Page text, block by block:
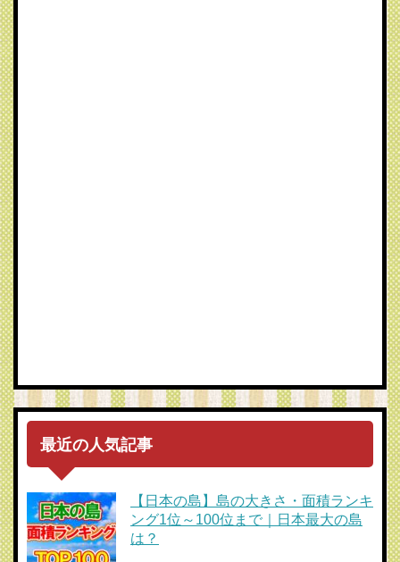
最近の人気記事
【日本の島】島の大きさ・面積ランキ
ング1位～100位まで｜日本最大の島
は？